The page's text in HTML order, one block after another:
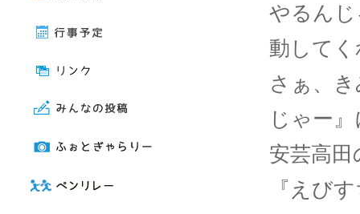
やるん
動して
さぁ、
じゃー
安芸高
『えび